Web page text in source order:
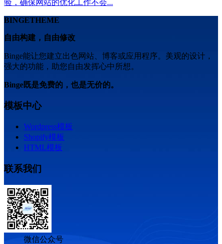
验，确保网站的优化工作不会...
BINGETHEME
自由构建，自由修改
Binge能让您建立出色网站、博客或应用程序。美观的设计，
强大的功能，助您自由发挥心中所想。
Binge既是免费的，也是无价的。
模板中心
Wordpress模板
Shopify模板
HTML模板
联系我们
微信公众号